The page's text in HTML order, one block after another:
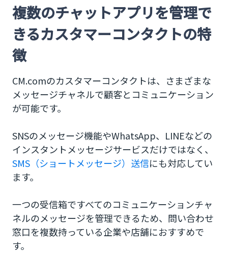
複数のチャットアプリを管理で
きるカスタマーコンタクトの特
徴
CM.comのカスタマーコンタクトは、さまざまな
メッセージチャネルで顧客とコミュニケーション
が可能です。
SNSのメッセージ機能やWhatsApp、LINEなどの
インスタントメッセージサービスだけではなく、
SMS（ショートメッセージ）送信にも対応してい
ます。
一つの受信箱ですべてのコミュニケーションチャ
ネルのメッセージを管理できるため、問い合わせ
窓口を複数持っている企業や店舗におすすめで
す。